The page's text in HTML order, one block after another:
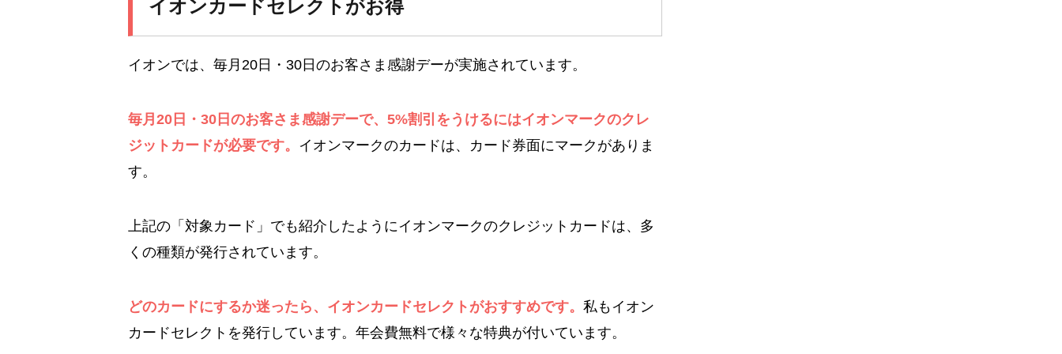
イオンカードセレクトがお得
イオンでは、毎月20日・30日のお客さま感謝デーが実施されています。
毎月20日・30日のお客さま感謝デーで、5%割引をうけるにはイオンマークのクレ
ジットカードが必要です。 イオンマークのカードは、カード券面にマークがありま
す。
上記の「対象カード」でも紹介したようにイオンマークのクレジットカードは、多
くの種類が発行されています。
どのカードにするか迷ったら、イオンカードセレクトがおすすめです。 私もイオン
カードセレクトを発行しています。年会費無料で様々な特典が付いています。